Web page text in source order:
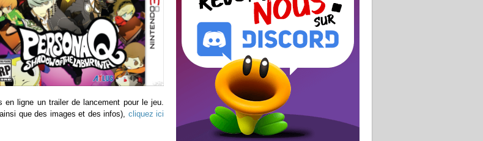
ligne un trailer de lancement pour le jeu.
que des images et des infos), cliquez ici